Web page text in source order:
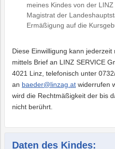
meines Kindes von der
Magistrat der
Ermäßigung auf die
Diese Einwilligung kann
mittels Brief an LINZ SERVICE
4021 Linz, telefonisch unter
an baeder@linzag.at widerrufen
wird die Rechtmäßigkeit der bis
nicht berührt.
Daten des Kindes: